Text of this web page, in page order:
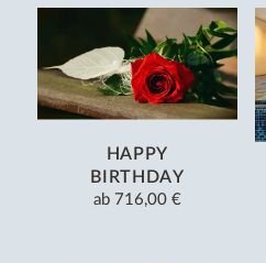
HAPPY
BIRTHDAY
ab716,00 €